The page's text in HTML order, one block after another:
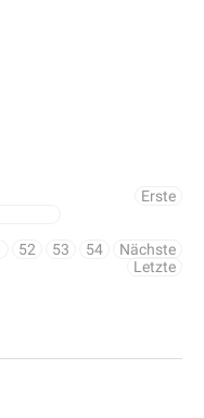
Erste
52 53 54
Nächste
Letzte